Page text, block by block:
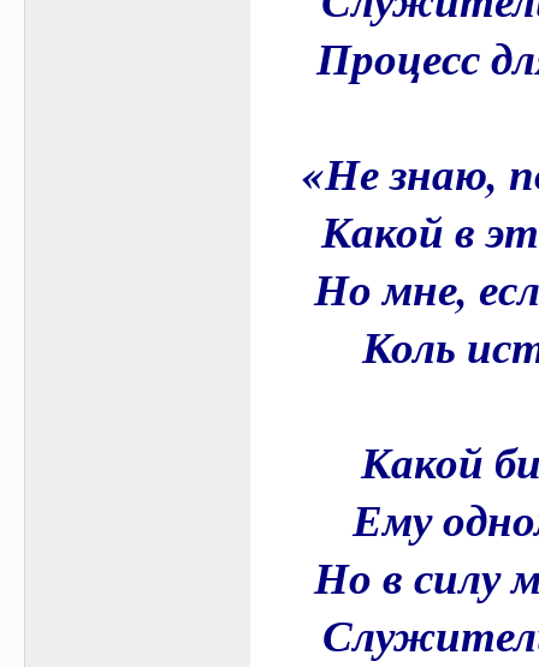
Процесс
«Не знаю,
Какой в
Но мне,
Коль
Какой
Ему
Но в силу